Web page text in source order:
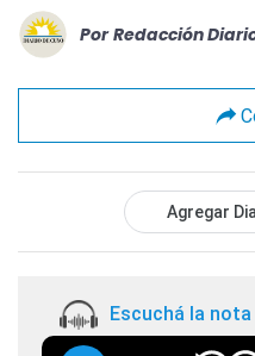
Por Redacción
Agregar
Escuchá la